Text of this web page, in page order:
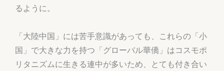
るように。
「大陸中国」には苦手意識があっても、これらの「小
国」で大きな力を持つ「グローバル華僑」はコスモポ
リタニズムに生きる連中が多いため、とても付き合い